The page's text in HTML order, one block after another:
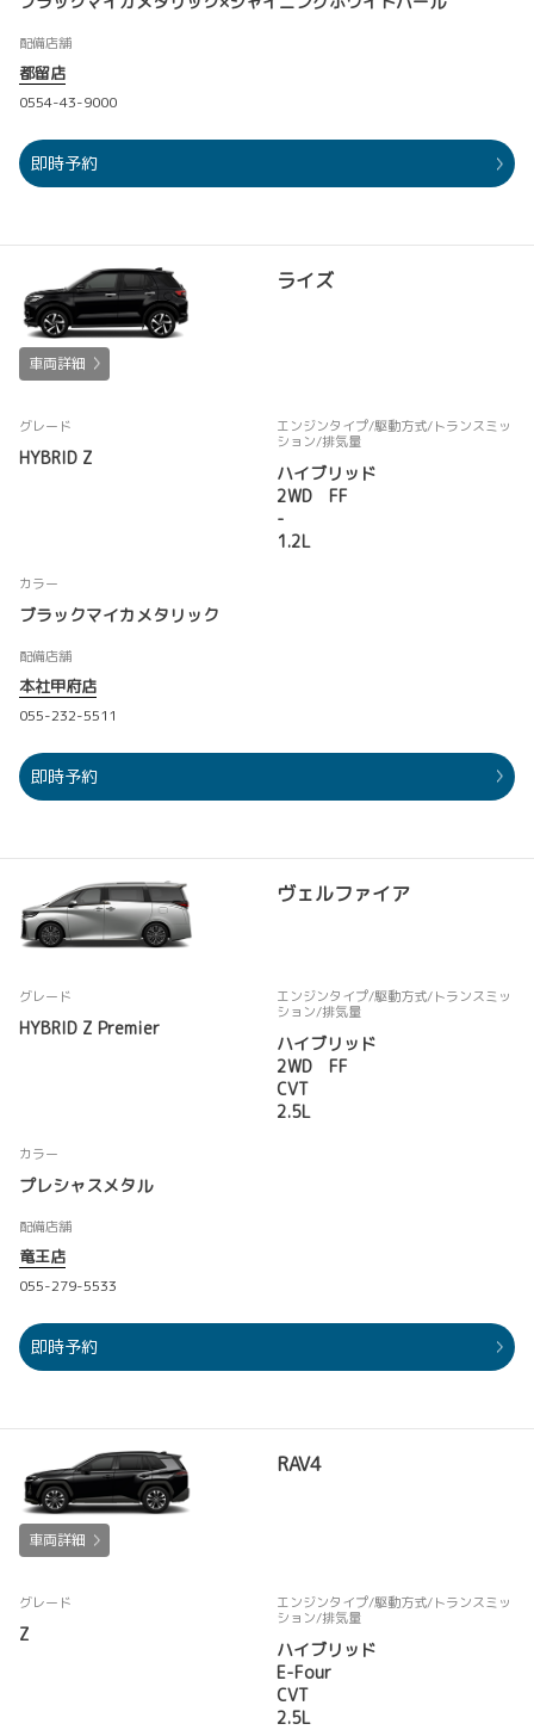
配備店舗
都留店
0554-43-9000
即時予約
ライズ
車両詳細
グレード
HYBRID Z
エンジンタイプ/駆動方式/トランスミッ
ション/排気量
ハイブリッド
2WD FF
-
1.2L
カラー
ブラックマイカメタリック
配備店舗
本社甲府店
055-232-5511
即時予約
ヴェルファイア
グレード
HYBRID Z Premier
エンジンタイプ/駆動方式/トランスミッ
ション/排気量
ハイブリッド
2WD FF
CVT
2.5L
カラー
プレシャスメタル
配備店舗
竜王店
055-279-5533
即時予約
RAV4
車両詳細
グレード
Z
エンジンタイプ/駆動方式/トランスミッ
ション/排気量
ハイブリッド
E-Four
CVT
2.5L